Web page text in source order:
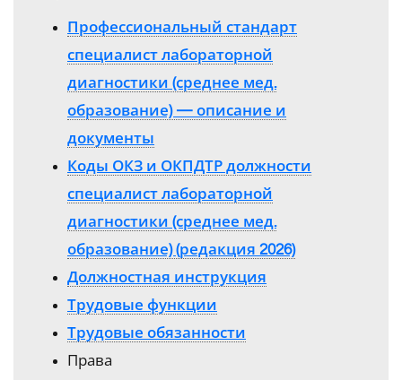
Профессиональный стандарт
специалист лабораторной
диагностики (среднее мед.
образование) — описание и
документы
Коды ОКЗ и ОКПДТР должности
специалист лабораторной
диагностики (среднее мед.
образование) (редакция 2026)
Должностная инструкция
Трудовые функции
Трудовые обязанности
Права